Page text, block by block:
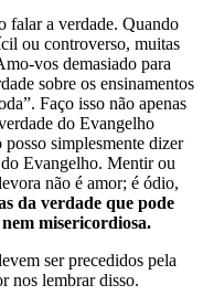
falar a verdade. Quando
ou controverso, muitas
vos demasiado para
sobre os ensinamentos
Faço isso não apenas
do Evangelho
simplesmente dizer
Evangelho. Mentir ou
não é amor; é ódio,
da verdade que pode
misericordiosa.
ser precedidos pela
nos lembrar disso.